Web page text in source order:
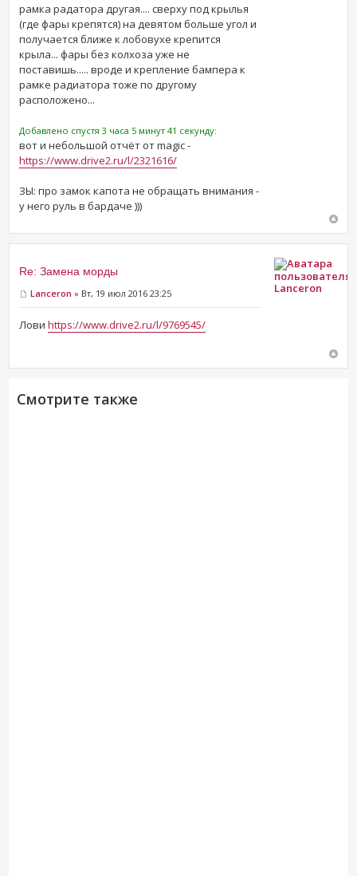
рамка радатора другая.... сверху под крылья
(где фары крепятся) на девятом больше угол и
получается ближе к лобовухе крепится
крыла... фары без колхоза уже не
поставишь..... вроде и крепление бампера к
рамке радиатора тоже по другому
расположено...
Добавлено спустя 3 часа 5 минут 41 секунду:
вот и небольшой отчёт от magic -
https://www.drive2.ru/l/2321616/
ЗЫ: про замок капота не обращать внимания -
у него руль в бардаче )))
Re: Замена морды
Lanceron » Вт, 19 июл 2016 23:25
Ловиhttps://www.drive2.ru/l/9769545/
Lanceron
Смотрите также